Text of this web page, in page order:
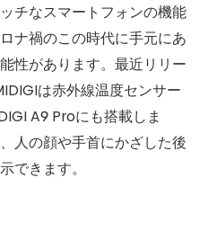
チなスマートフォンの機能
ナ禍のこの時代に手元にあ
性があります。最近リリー
は赤外線温度センサー
A9 Proにも搭載しま
人の顔や手首にかざした後
できます。